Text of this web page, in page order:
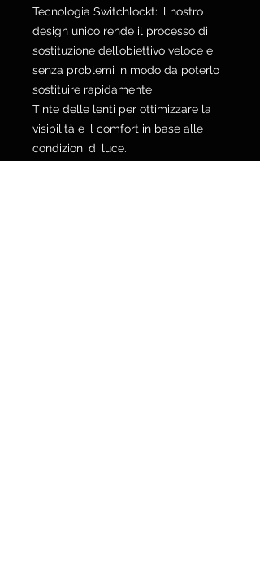
Tecnologia Switchlockt: il nostro
design unico rende il processo di
sostituzione dell’obiettivo veloce e
senza problemi in modo da poterlo
sostituire rapidamente
Tinte delle lenti per ottimizzare la
visibilità e il comfort in base alle
condizioni di luce.